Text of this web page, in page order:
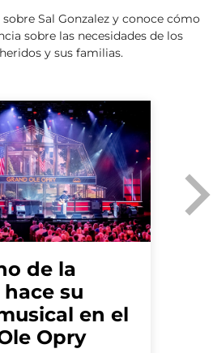
Sal Gonzalez y conoce cómo
sobre las necesidades de los
y sus familias.
de la
su
en el
Opry